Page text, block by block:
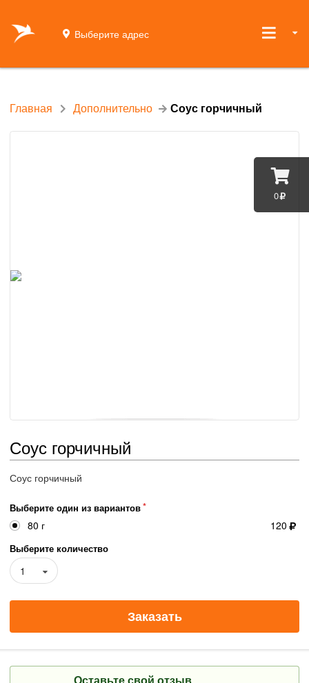
0
Выберите адрес
Главная Дополнительно Соус горчичный
Соус горчичный
Соус горчичный
Выберите один из вариантов
80 г 120
Выберите количество
1
Заказать